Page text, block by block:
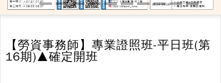
【勞資事務師】專業證照班-平日班(第
16期)▲確定開班